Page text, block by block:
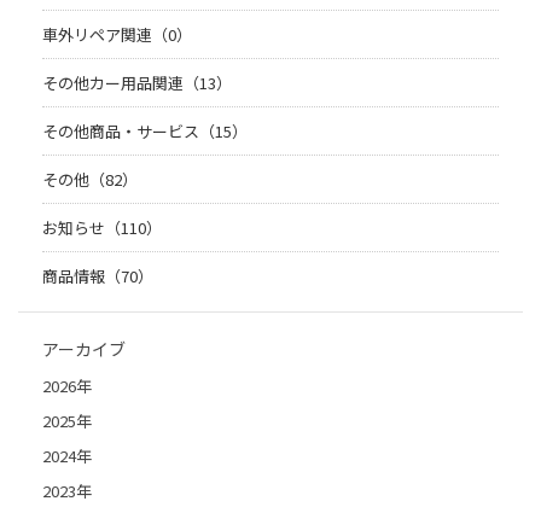
車外リペア関連（0）
その他カー用品関連（13）
その他商品・サービス（15）
その他（82）
お知らせ（110）
商品情報（70）
アーカイブ
2026年
2025年
2024年
2023年